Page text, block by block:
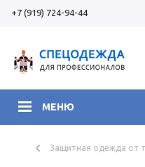
+7 (919) 724-94-44
МЕНЮ
Защитная одежда от